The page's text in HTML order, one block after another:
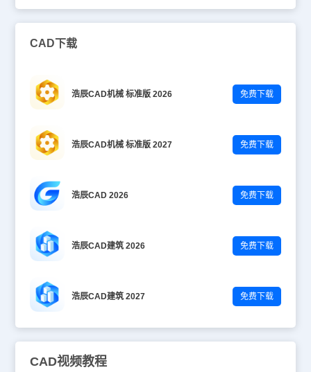
CAD下载
浩辰CAD机械 标准版 2026 免费下载
浩辰CAD机械 标准版 2027 免费下载
浩辰CAD 2026 免费下载
浩辰CAD建筑 2026 免费下载
浩辰CAD建筑 2027 免费下载
CAD视频教程